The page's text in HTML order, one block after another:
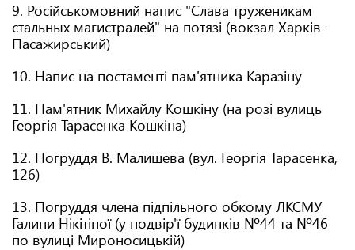
9. Російськомовний напис "Слава труженикам
стальных магистралей" на потязі (вокзал Харків-
Пасажирський)
10. Напис на постаменті пам'ятника Каразіну
11. Пам'ятник Михайлу Кошкіну (на розі вулиць
Георгія Тарасенка Кошкіна)
12. Погруддя В. Малишева (вул. Георгія Тарасенка,
126)
13. Погруддя члена підпільного обкому ЛКСМУ
Галини Нікітіної (у подвір'ї будинків №44 та №46
по вулиці Мироносицькій)